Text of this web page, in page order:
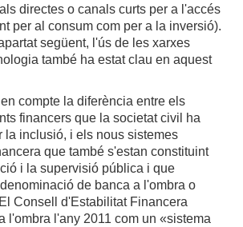
directes o canals curts per a l'accés
per al consum com per a la inversió).
següent, l'ús de les xarxes
també ha estat clau en aquest
compte la diferència entre els
financers que la societat civil ha
la inclusió, i els nous sistemes
que també s'estan constituint
i la supervisió pública i que
de banca a l'ombra o
Consell d'Estabilitat Financera
l'ombra l'any 2011 com un «sistema